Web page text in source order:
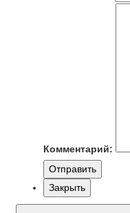
Комментарий:
Отправить
Закрыть